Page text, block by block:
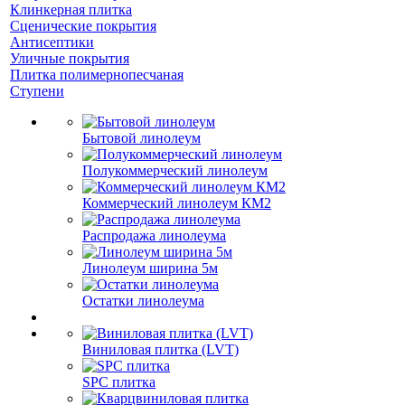
Клинкерная плитка
Сценические покрытия
Антисептики
Уличные покрытия
Плитка полимернопесчаная
Ступени
Бытовой линолеум
Полукоммерческий линолеум
Коммерческий линолеум КМ2
Распродажа линолеума
Линолеум ширина 5м
Остатки линолеума
Виниловая плитка (LVT)
SPC плитка